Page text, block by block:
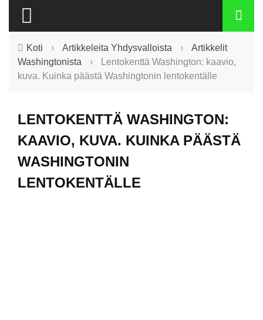
Koti › Artikkeleita Yhdysvalloista ›
Artikkelit
Washingtonista
›
Lentokenttä Washington: kaavio,
kuva. Kuinka päästä Washingtonin lentokentälle
LENTOKENTTÄ WASHINGTON:
KAAVIO, KUVA. KUINKA PÄÄSTÄ
WASHINGTONIN
LENTOKENTÄLLE